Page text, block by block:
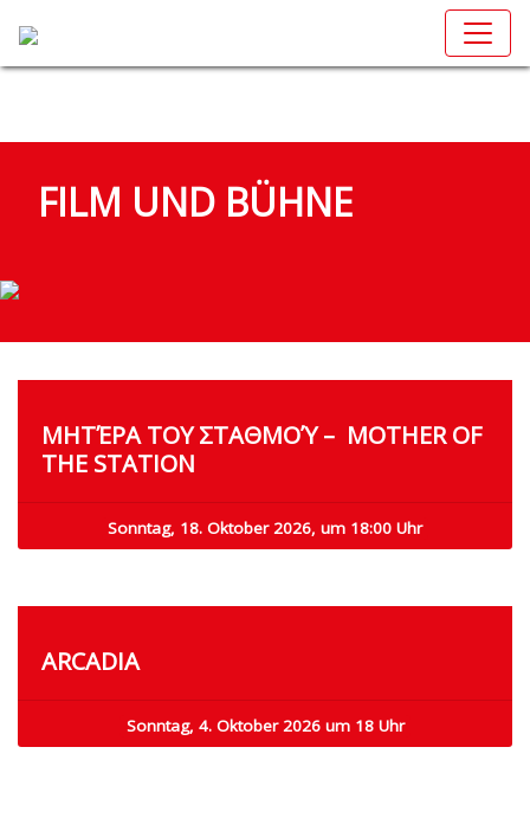
FILM UND BÜHNE
ΜΗΤΈΡΑ ΤΟΥ ΣΤΑΘΜΟΎ – MOTHER OF
THE STATION
Sonntag, 18. Oktober 2026, um 18:00 Uhr
ARCADIA
Sonntag, 4. Oktober 2026 um 18 Uhr